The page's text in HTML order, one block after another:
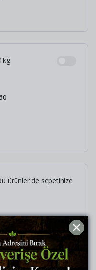
ürünler de sepetinize
(1)